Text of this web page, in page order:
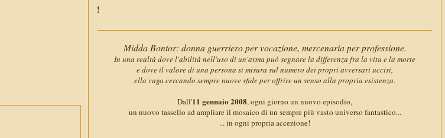
Midda Bontor: donna guerriero per vocazione, mercenaria per professione.
In una realtà dove l'abilità nell'uso di un'arma può segnare la differenza fra la vita e la morte
e dove il valore di una persona si misura sul numero dei propri avversari uccisi,
ella vaga cercando sempre nuove sfide per offrire un senso alla propria esistenza.
Dall'11 gennaio 2008, ogni giorno un nuovo episodio,
un nuovo tassello ad ampliare il mosaico di un sempre più vasto universo fantastico...
... in ogni propria accezione!